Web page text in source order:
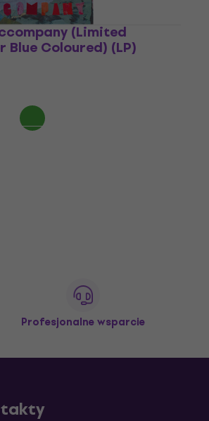
(Limited
Blue Coloured) (LP)
Profesjonalne wsparcie